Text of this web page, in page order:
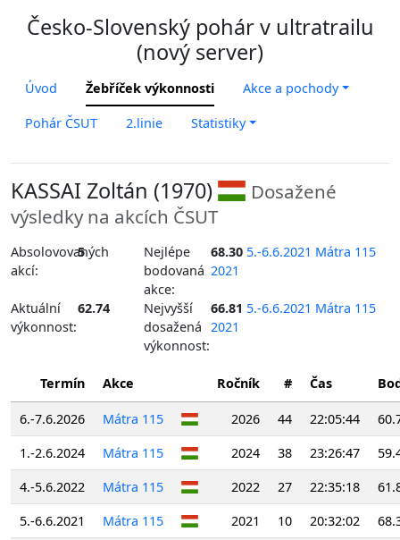
Česko-Slovenský pohár v ultratrailu
(nový server)
Úvod Žebříček výkonnosti Akce a pochody
Pohár ČSUT 2.linie Statistiky
KASSAI Zoltán (1970)
Dosažené
výsledky na akcích ČSUT
Absolovovaných
akcí:
5
Nejlépe
bodovaná
akce:
68.30 5.-6.6.2021 Mátra 115
2021
Aktuální
výkonnost:
62.74
Nejvyšší
dosažená
výkonnost:
66.81 5.-6.6.2021 Mátra 115
2021
Termín Akce Ročník # Čas
6.-7.6.2026 Mátra 115 2026 44 22:05:44
1.-2.6.2024
Mátra 115 2024 38 23:26:47
4.-5.6.2022
Mátra 115 2022 27 22:35:18
5.-6.6.2021
Mátra 115 2021 10 20:32:02